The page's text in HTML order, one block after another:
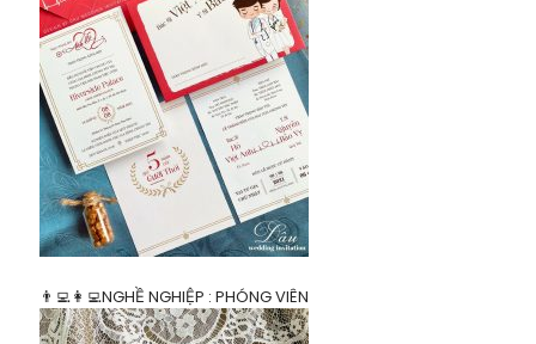
👨‍💻👩‍💻NGHỀ NGHIỆP : PHÓNG VIÊN